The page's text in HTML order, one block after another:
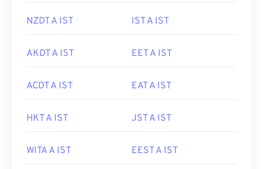
NZDT A IST IST A IST
AKDT A IST EET A IST
ACDT A IST EAT A IST
HKT A IST JST A IST
WITA A IST EEST A IST